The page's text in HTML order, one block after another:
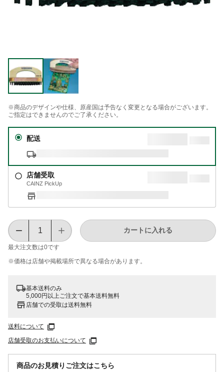
※商品のデザインや仕様、原産国は予告なく変更となる場合がございます。
ご指定はできませんのでご了承ください。
配送
店舗受取
CAINZ PickUp
最大注文数は0です
カートに入れる
※価格は​店舗や​掲載場所で​異なる​場合が​あります。
基本送料のみ
5,000円以上ご注文で基本送料無料
店舗での受取は送料無料
送料について
店舗受取のお支払いについて
商品のお見積りご注文はこちら